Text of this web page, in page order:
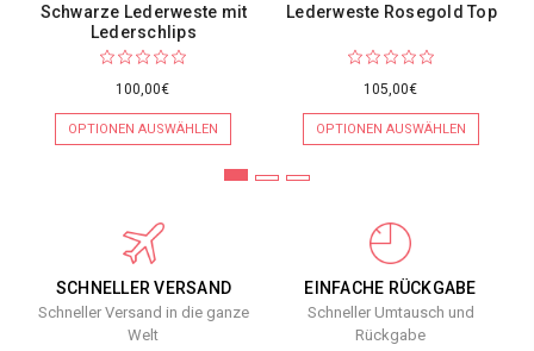
Schwarze Lederweste mit
Lederschlips
100,00€
OPTIONEN AUSWÄHLEN
Lederweste Rosegold Top
105,00€
OPTIONEN AUSWÄHLEN
SCHNELLER VERSAND
Schneller Versand in die ganze
Welt
EINFACHE RÜCKGABE
Schneller Umtausch und
Rückgabe